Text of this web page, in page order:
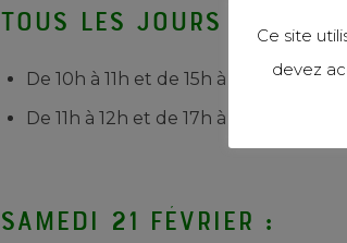
Tous les jours :
De 10h à 11h et de 15h à 16h :
De 11h à 12h et de 17h à 18h : ateliers
Samedi 21 février :
Ce site
devez